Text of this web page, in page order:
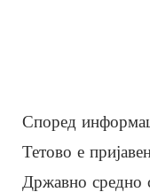
Според
Тетово е
Државно